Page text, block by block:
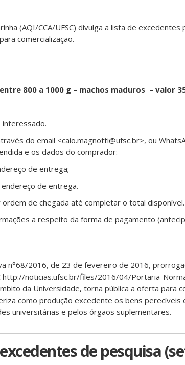
(AQI/CCA/UFSC) divulga a lista de excedentes
comercialização.
800 a 1000 g – machos maduros – valor
do email <caio.magnotti@ufsc.br>, ou
e os dados do comprador:
de entrega;
endereço de entrega.
de chegada até completar o total disponível.
a respeito da forma de pagamento
n°68/2016, de 23 de fevereiro de 2016,
http://noticias.ufsc.br/files/2016/04/Portaria-
da Universidade, torna pública a oferta para
como produção excedente os bens perecíveis
universitárias e pelos órgãos suplementares.
de pesquisa